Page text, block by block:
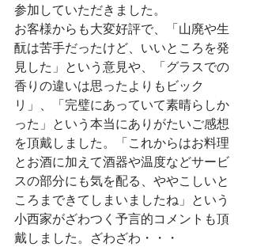
参加していただきました。
お客様からも大変好評で、「山廃や生
酛は苦手だったけど、いいところを発
見した」という意見や、「グラスでの
香りの違いは思ったよりもビック
リ」、「完璧にあっていて素晴らしか
った」という本当にありがたいご感想
を頂戴しました。「これからはお料理
とお酒に加えて酒器や温度などサービ
スの部分にも気を配る、ややこしいと
ころまできてしまいましたね」という
小西家がざわつく予言的コメントも頂
戴しました。ざわざわ・・・